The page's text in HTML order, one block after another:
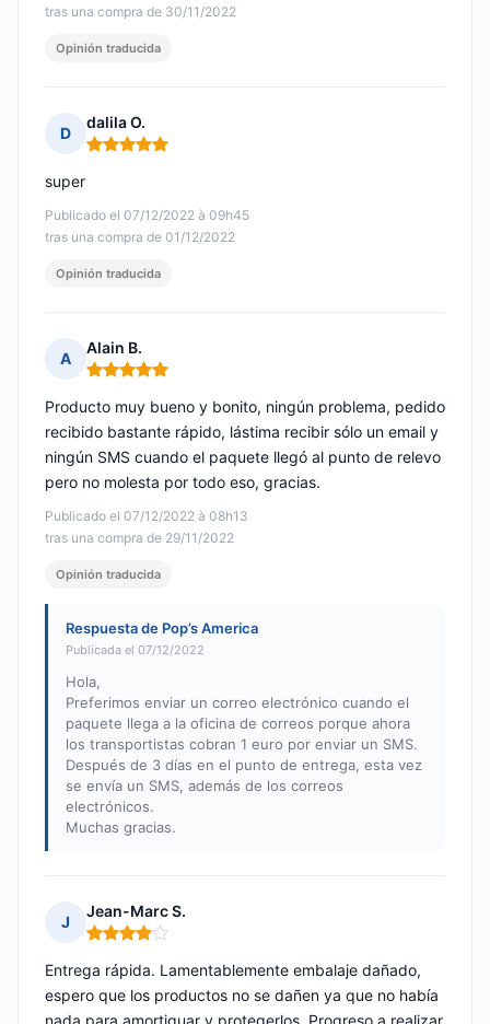
tras una compra de 30/11/2022
Opinión traducida
D
dalila O.
Nota: 5 de 5
Publicado el 07/12/2022 à 09h45
tras una compra de 01/12/2022
super
Opinión traducida
A
Alain B.
Nota: 5 de 5
Publicado el 07/12/2022 à 08h13
tras una compra de 29/11/2022
Producto muy bueno y bonito, ningún problema, pedido
recibido bastante rápido, lástima recibir sólo un email y
ningún SMS cuando el paquete llegó al punto de relevo
pero no molesta por todo eso, gracias.
Opinión traducida
Respuesta de Pop’s America
Publicada el 07/12/2022
Hola,
Preferimos enviar un correo electrónico cuando el
paquete llega a la oficina de correos porque ahora
los transportistas cobran 1 euro por enviar un SMS.
Después de 3 días en el punto de entrega, esta vez
se envía un SMS, además de los correos
electrónicos.
Muchas gracias.
J
Jean-Marc S.
Nota: 4 de 5
Entrega rápida. Lamentablemente embalaje dañado,
espero que los productos no se dañen ya que no había